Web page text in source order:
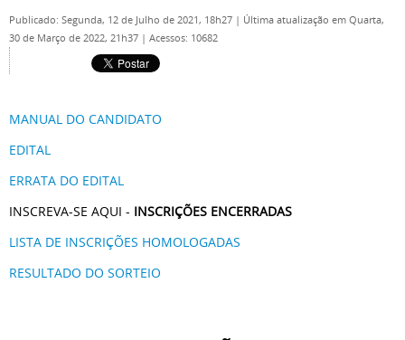
Publicado: Segunda, 12 de Julho de 2021, 18h27 | Última atualização em Quarta,
30 de Março de 2022, 21h37 | Acessos: 10682
MANUAL DO CANDIDATO
EDITAL
ERRATA DO EDITAL
INSCREVA-SE AQUI - INSCRIÇÕES ENCERRADAS
LISTA DE INSCRIÇÕES HOMOLOGADAS
RESULTADO DO SORTEIO